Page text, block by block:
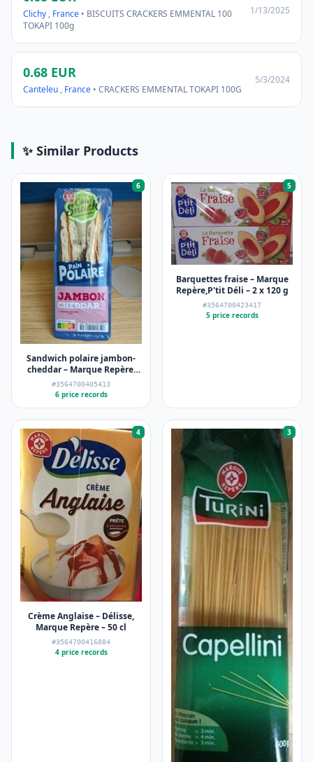
Clichy , France • BISCUITS CRACKERS EMMENTAL 100
TOKAPI 100g
1/13/2025
0.68 EUR
Canteleu , France • CRACKERS EMMENTAL TOKAPI 100G
5/3/2024
✨ Similar Products
6
Sandwich polaire jambon-
cheddar – Marque Repère,
Côté Snack – 135 g
#3564700405413
6 price records
5
Barquettes fraise – Marque
Repère,P'tit Déli – 2 x 120 g
#3564700423417
5 price records
4
Crème Anglaise – Délisse,
Marque Repère – 50 cl
#3564700416884
4 price records
3